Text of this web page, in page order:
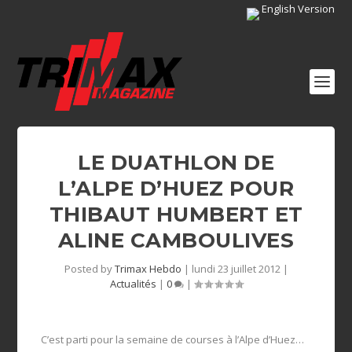
English Version
LE DUATHLON DE
L’ALPE D’HUEZ POUR
THIBAUT HUMBERT ET
ALINE CAMBOULIVES
Posted byTrimax Hebdo | lundi 23 juillet 2012|
Actualités | 0 |
C’est parti pour la semaine de courses à l’Alpe d’Huez…